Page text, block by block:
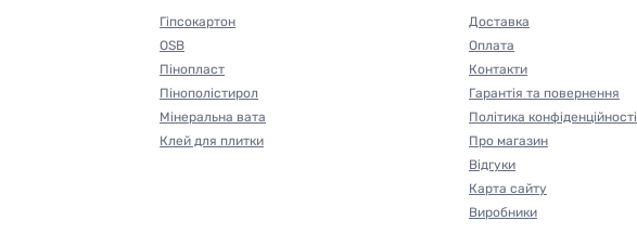
Гіпсокартон
OSB
Пінопласт
Пінополістирол
Мінеральна вата
Клей для плитки
Доставка
Оплата
Контакти
Гарантія та повернення
Політика конфіденційності
Про магазин
Відгуки
Карта сайту
Виробники